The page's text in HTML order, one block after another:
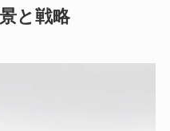
と戦略